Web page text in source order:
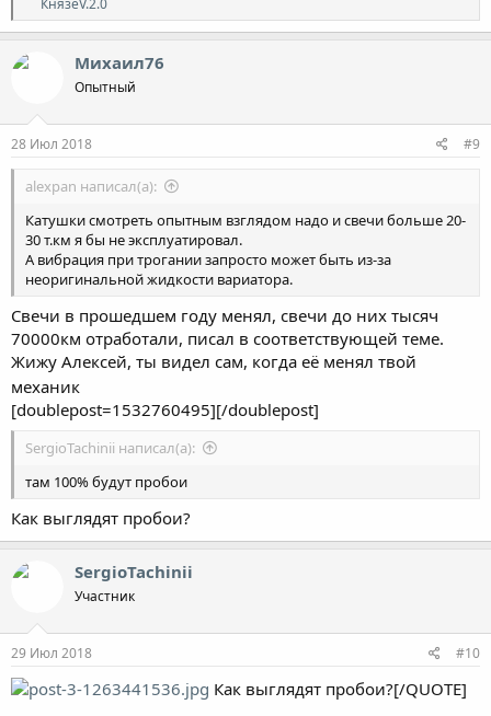
е
а
:
КнязеV.2.0
Михаил76
Опытный
28 Июл 2018 #9
alexpan написал(а):
Катушки смотреть опытным взглядом надо и свечи больше 20-
30 т.км я бы не эксплуатировал.
А вибрация при трогании запросто может быть из-за
неоригинальной жидкости вариатора.
Свечи в прошедшем году менял, свечи до них тысяч
70000км отработали, писал в соответствующей теме.
Жижу Алексей, ты видел сам, когда её менял твой
механик
[doublepost=1532760495][/doublepost]
SergioTachinii написал(а):
там 100% будут пробои
Как выглядят пробои?
SergioTachinii
Участник
29 Июл 2018 #10
Как выглядят пробои?[/QUOTE]